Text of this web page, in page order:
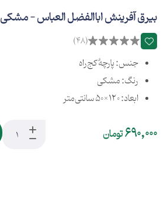
بیرق آفرینش اباالفضل العباس - مشکی
(48)
جنس: پارچۀ کج‌راه
رنگ: مشکی
ابعاد: 120×50 سانتی‌متر
690,000تومان